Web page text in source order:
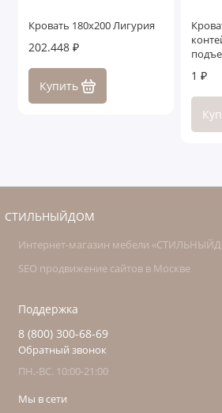
Кровать 180x200 Лигурия
202.448 ₽
Купить
1 ₽
СТИЛЬНЫЙДОМ
Интернет-магазин мебели
SEO продвижение сайтов в Москве
Поддержка
8 (800) 300-68-69
Обратный звонок
ПН.-ВС. 10:00-21:00
Мы в сети